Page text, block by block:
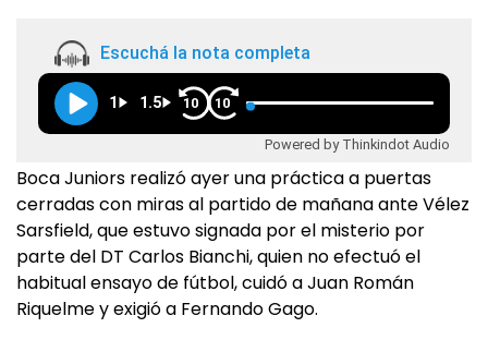
Escuchá la nota completa
1 1.5 10 10
Powered by Thinkindot Audio
Boca Juniors realizó ayer una práctica a puertas
cerradas con miras al partido de mañana ante Vélez
Sarsfield, que estuvo signada por el misterio por
parte del DT Carlos Bianchi, quien no efectuó el
habitual ensayo de fútbol, cuidó a Juan Román
Riquelme y exigió a Fernando Gago.